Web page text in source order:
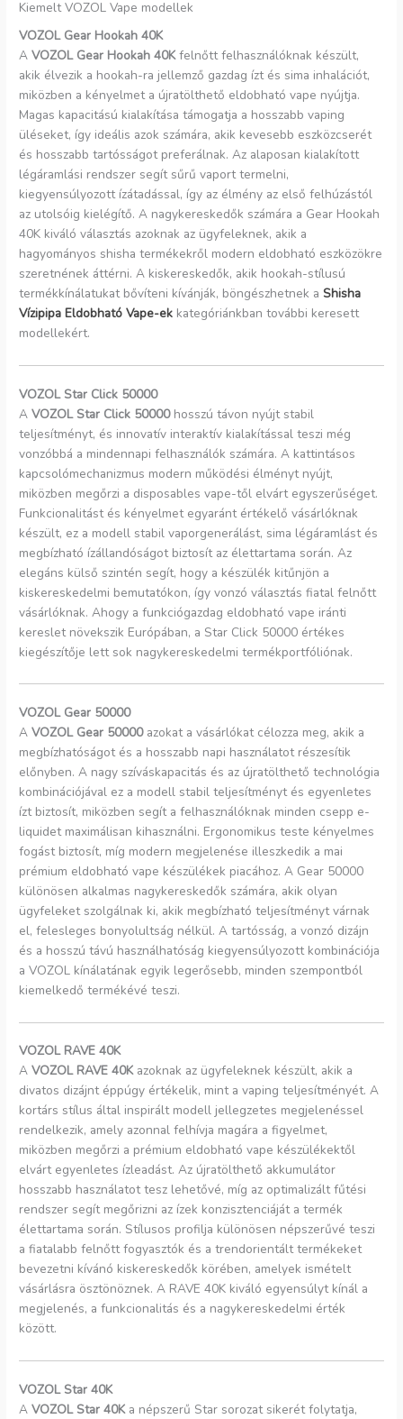
Kiemelt VOZOL Vape modellek
VOZOL Gear Hookah 40K
AVOZOL Gear Hookah 40Kfelnőtt felhasználóknak készült,
akik élvezik a hookah-ra jellemző gazdag ízt és sima inhalációt,
miközben a kényelmet a újratölthető eldobható vape nyújtja.
Magas kapacitású kialakítása támogatja a hosszabb vaping
üléseket, így ideális azok számára, akik kevesebb eszközcserét
és hosszabb tartósságot preferálnak. Az alaposan kialakított
légáramlási rendszer segít sűrű vaport termelni,
kiegyensúlyozott ízátadással, így az élmény az első felhúzástól
az utolsóig kielégítő. A nagykereskedők számára a Gear Hookah
40K kiváló választás azoknak az ügyfeleknek, akik a
hagyományos shisha termékekről modern eldobható eszközökre
szeretnének áttérni. A kiskereskedők, akik hookah-stílusú
termékkínálatukat bővíteni kívánják, böngészhetnek aShisha
Vízipipa Eldobható Vape-ek kategóriánkban további keresett
modellekért.
VOZOL Star Click 50000
AVOZOL Star Click 50000hosszú távon nyújt stabil
teljesítményt, és innovatív interaktív kialakítással teszi még
vonzóbbá a mindennapi felhasználók számára. A kattintásos
kapcsolómechanizmus modern működési élményt nyújt,
miközben megőrzi a disposables vape-től elvárt egyszerűséget.
Funkcionalitást és kényelmet egyaránt értékelő vásárlóknak
készült, ez a modell stabil vaporgenerálást, sima légáramlást és
megbízható ízállandóságot biztosít az élettartama során. Az
elegáns külső szintén segít, hogy a készülék kitűnjön a
kiskereskedelmi bemutatókon, így vonzó választás fiatal felnőtt
vásárlóknak. Ahogy a funkciógazdag eldobható vape iránti
kereslet növekszik Európában, a Star Click 50000 értékes
kiegészítője lett sok nagykereskedelmi termékportfóliónak.
VOZOL Gear 50000
AVOZOL Gear 50000azokat a vásárlókat célozza meg, akik a
megbízhatóságot és a hosszabb napi használatot részesítik
előnyben. A nagy szíváskapacitás és az újratölthető technológia
kombinációjával ez a modell stabil teljesítményt és egyenletes
ízt biztosít, miközben segít a felhasználóknak minden csepp e-
liquidet maximálisan kihasználni. Ergonomikus teste kényelmes
fogást biztosít, míg modern megjelenése illeszkedik a mai
prémium eldobható vape készülékek piacához. A Gear 50000
különösen alkalmas nagykereskedők számára, akik olyan
ügyfeleket szolgálnak ki, akik megbízható teljesítményt várnak
el, felesleges bonyolultság nélkül. A tartósság, a vonzó dizájn
és a hosszú távú használhatóság kiegyensúlyozott kombinációja
a VOZOL kínálatának egyik legerősebb, minden szempontból
kiemelkedő termékévé teszi.
VOZOL RAVE 40K
AVOZOL RAVE 40Kazoknak az ügyfeleknek készült, akik a
divatos dizájnt éppúgy értékelik, mint a vaping teljesítményét. A
kortárs stílus által inspirált modell jellegzetes megjelenéssel
rendelkezik, amely azonnal felhívja magára a figyelmet,
miközben megőrzi a prémium eldobható vape készülékektől
elvárt egyenletes ízleadást. Az újratölthető akkumulátor
hosszabb használatot tesz lehetővé, míg az optimalizált fűtési
rendszer segít megőrizni az ízek konzisztenciáját a termék
élettartama során. Stílusos profilja különösen népszerűvé teszi
a fiatalabb felnőtt fogyasztók és a trendorientált termékeket
bevezetni kívánó kiskereskedők körében, amelyek ismételt
vásárlásra ösztönöznek. A RAVE 40K kiváló egyensúlyt kínál a
megjelenés, a funkcionalitás és a nagykereskedelmi érték
között.
VOZOL Star 40K
AVOZOL Star 40Ka népszerű Star sorozat sikerét folytatja,